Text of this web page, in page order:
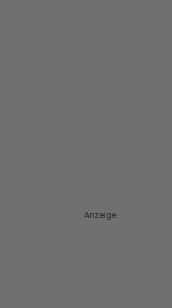
Anzeige